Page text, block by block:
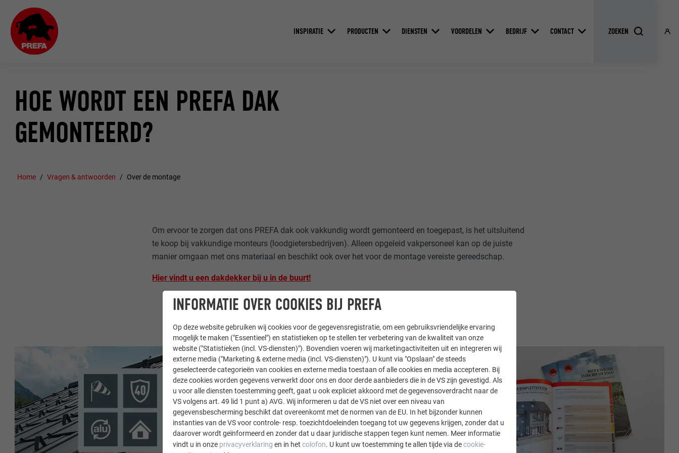
INSPIRATIE PRODUCTEN DIENSTEN VOORDELEN BEDRIJF CONTACT
HOE WORDT EEN PREFA DAK
GEMONTEERD?
Home Vragen & antwoorden Over de montage
Om ervoor te zorgen dat ons PREFA dak ook vakkundig wordt gemonteerd en toegepast, is het uitsluitend
te koop bij vakkundige monteurs (loodgietersbedrijven). Alleen opgeleid vakpersoneel kan op de juiste
manier omgaan met ons materiaal en beschikt ook over het voor de montage vereiste gereedschap.
Hier vindt u een dakdekker bij u in de buurt!
INFORMATIE OVER COOKIES BIJ PREFA
Op deze website gebruiken wij cookies voor de gegevensregistratie, om een gebruiksvriendelijke ervaring
mogelijk te maken ("Essentieel") en statistieken op te stellen ter verbetering van de kwaliteit van onze
website ("Statistieken (incl. VS-diensten)"). Bovendien voeren wij marketingactiviteiten uit en integreren wij
externe media ("Marketing & externe media (incl. VS-diensten)"). U kunt via "Opslaan" de steeds
geselecteerde categorieën van cookies en externe media toestaan of alle cookies en media accepteren. Bij
deze cookies worden gegevens verwerkt door ons en door derde aanbieders die in de VS zijn gevestigd. Als
u voor alle diensten toestemming geeft, gaat u ook expliciet akkoord met de gegevensoverdracht naar de
VS volgens art. 49 lid 1 punt a) AVG. Wij informeren u dat de VS niet over een niveau van
gegevensbescherming beschikt dat overeenkomt met de normen van de EU. In het bijzonder kunnen
instanties van de VS voor controle- resp. toezichtdoeleinden toegang tot uw gegevens krijgen, zonder dat u
daarover wordt geïnformeerd en zonder dat u daar juridische stappen tegen kunt nemen. Meer informatie
vindt u in onze privacyverklaring en in het colofon. U kunt uw toestemming te allen tijde via decookie-